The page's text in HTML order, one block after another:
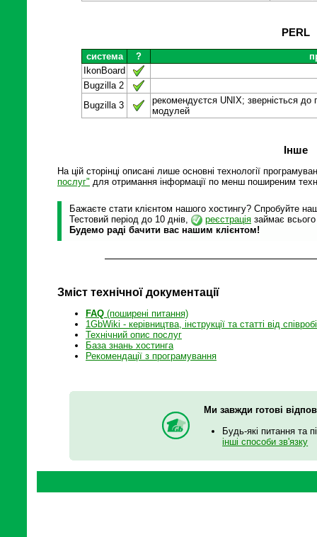
PERL
система ?
IkonBoard
Bugzilla 2
Bugzilla 3
рекомендуєтся UNIX; зверністься до
модулей
Інше
На цій сторінці описані лише основні технології
послуг" для отримання інформації по менш поширеним
Бажаєте стати клієнтом нашого хостингу? Спробуйте
Тестовий період до 10 днів,
реєстрація займає
Будемо раді бачити вас нашим клієнтом!
Зміст технічної документації
FAQ (поширені питання)
1GbWiki - керівництва, інструкції та статті від
Технічний опис послуг
База знань хостинга
Рекомендації з програмування
Ми завжди готові
Будь-які питання та
інші способи зв'язку